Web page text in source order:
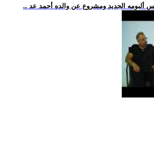
ألبومه الجديد ومشروع عن والده أحمد عد